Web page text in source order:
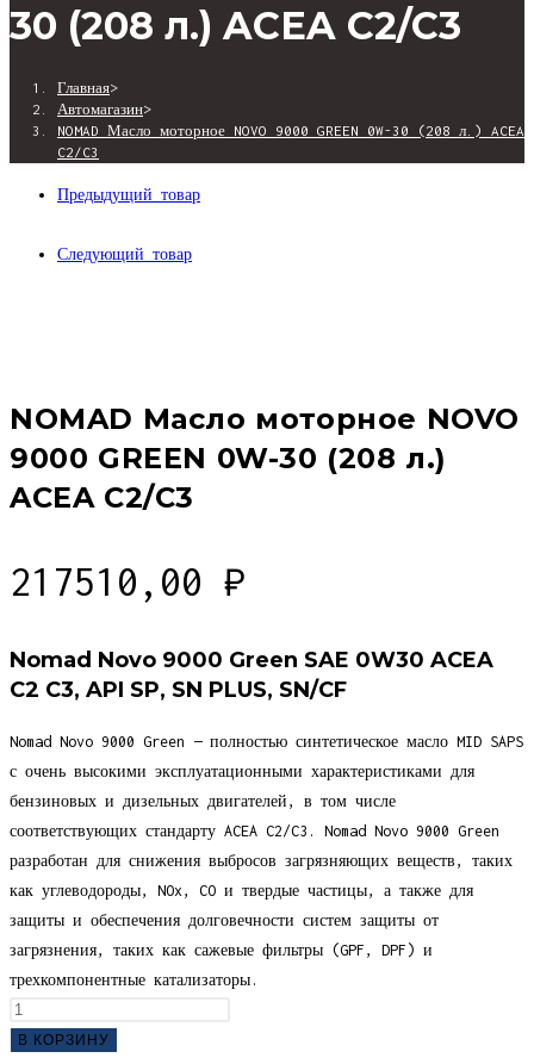
САЙТУ
GREEN
30 (208 л.) ACEA C2/C3
Главная>
Автомагазин>
NOMAD Масло моторное NOVO 9000 GREEN 0W-30 (208 л.) ACEA
C2/C3
Предыдущий товар
Следующий товар
NOMAD Масло моторное NOVO
9000 GREEN 0W-30 (208 л.)
ACEA C2/C3
217510,00 ₽
Nomad Novo 9000 Green SAE 0W30 ACEA
C2 C3, API SP, SN PLUS, SN/CF
Nomad Novo 9000 Green — полностью синтетическое масло MID SAPS
с очень высокими эксплуатационными характеристиками для
бензиновых и дизельных двигателей, в том числе
соответствующих стандарту ACEA C2/C3. Nomad Novo 9000 Green
разработан для снижения выбросов загрязняющих веществ, таких
как углеводороды, NOx, CO и твердые частицы, а также для
защиты и обеспечения долговечности систем защиты от
загрязнения, таких как сажевые фильтры (GPF, DPF) и
трехкомпонентные катализаторы.
Количество
товара
В КОРЗИНУ